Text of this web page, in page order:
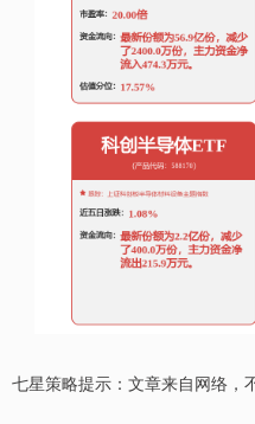
七星策略提示：文章来自网络，